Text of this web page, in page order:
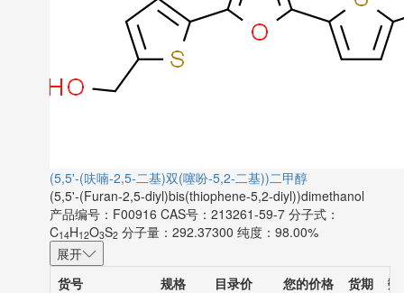
(5,5'-(呋喃-2,5-二基)双(噻吩-5,2-二基))二甲醇
(5,5'-(Furan-2,5-diyl)bis(thiophene-5,2-diyl))dimethanol
产品编号：F00916 CAS号：213261-59-7 分子式：
C14H12O3S2 分子量：292.37300 纯度：98.00%
展开
货号
规格 目录价 您的价格 货期
数